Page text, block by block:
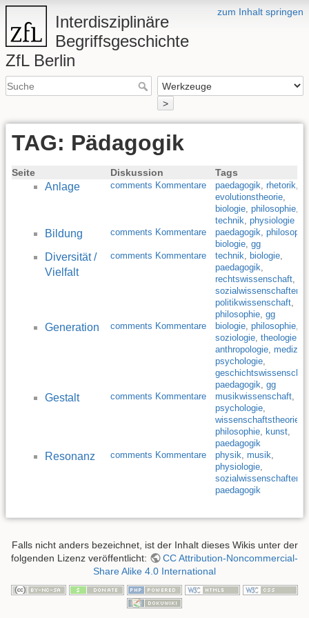
zum Inhalt springen
Interdisziplinäre
Begriffsgeschichte
ZfL Berlin
>
TAG: Pädagogik
Seite Diskussion Tags
Anlage comments Kommentare paedagogik, rhetorik,
evolutionstheorie,
biologie, philosophie,
technik, physiologie
Bildung comments Kommentare paedagogik,
biologie, gg
Diversität /
Vielfalt
comments Kommentare technik, biologie,
paedagogik,
rechtswissenschaft,
sozialwissenschaften
politikwissenschaft,
philosophie, gg
Generation comments Kommentare biologie, philosophie,
soziologie, theologie
anthropologie, medizin
psychologie,
paedagogik, gg
Gestalt comments Kommentare musikwissenschaft,
psychologie,
wissenschaftstheorie
philosophie, kunst,
paedagogik
Resonanz comments Kommentare physik, musik,
physiologie,
sozialwissenschaften
paedagogik
Falls nicht anders bezeichnet, ist der Inhalt dieses Wikis unter der
folgenden Lizenz veröffentlicht:
CC Attribution-Noncommercial-
Share Alike 4.0 International